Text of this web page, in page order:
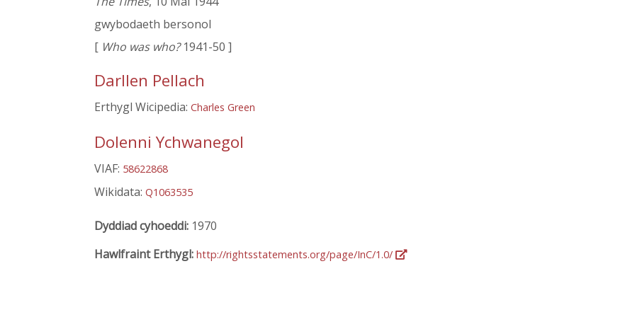
gwybodaeth bersonol
[ Who was who?1941-50 ]
Darllen Pellach
Erthygl Wicipedia: Charles Green
Dolenni Ychwanegol
VIAF: 58622868
Wikidata: Q1063535
Dyddiad cyhoeddi: 1970
Hawlfraint Erthygl: http://rightsstatements.org/page/InC/1.0/